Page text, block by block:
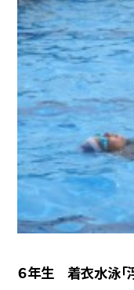
６年生 着衣水泳「